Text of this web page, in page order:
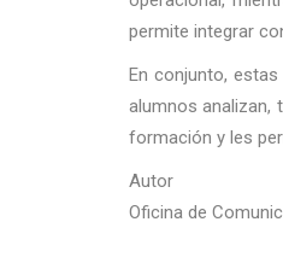
permite integrar
En conjunto,
alumnos analizan,
formación y les
Autor
Oficina de